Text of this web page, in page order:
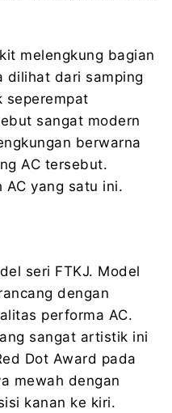
melengkung bagian
dilihat dari samping
seperempat
sangat modern
berwarna
AC tersebut.
AC yang satu ini.
seri FTKJ. Model
dengan
performa AC.
sangat artistik ini
Dot Award pada
mewah dengan
kanan ke kiri.